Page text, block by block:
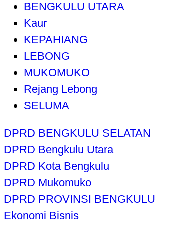
BENGKULU UTARA
Kaur
KEPAHIANG
LEBONG
MUKOMUKO
Rejang Lebong
SELUMA
DPRD BENGKULU SELATAN
DPRD Bengkulu Utara
DPRD Kota Bengkulu
DPRD Mukomuko
DPRD PROVINSI BENGKULU
Ekonomi Bisnis